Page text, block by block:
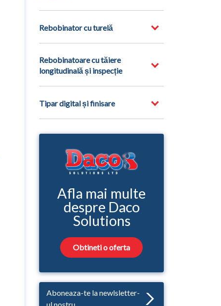
Rebobinator cu turelă
Rebobinatoare cu tăiere
longitudinală și inspecție
Tipar digital și finisare
Afla mai multe
despre Daco
Solutions
Obtineti o oferta
Aboneaza-te la newlsletter-